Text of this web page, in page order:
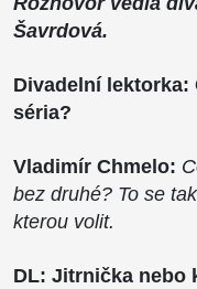
Šavrdová.
Divadelní lektorka:
séria?
Vladimír Chmelo:
bez druhé? To se
kterou volit.
DL: Jitrnička nebo